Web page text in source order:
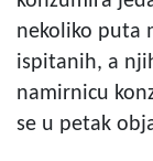
nekoliko puta
ispitanih, a
namirnicu
se u petak